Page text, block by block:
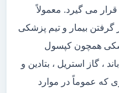
می گیرد. معمولاً
بیمار و تیم پزشکی
همچون کپسول
، گاز استریل ، بتادین و
که عموماً در موارد